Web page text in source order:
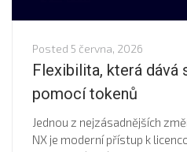
Posted 5 června, 2026
Flexibilita, která dává
pomocí tokenů
Jednou z nejzásadnějších
NX je moderní přístup k